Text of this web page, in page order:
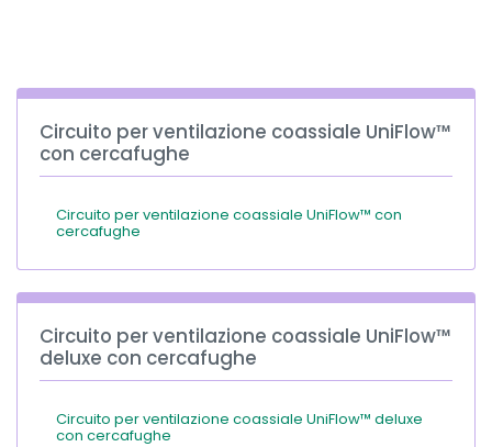
Circuito per ventilazione coassiale UniFlow™
con cercafughe
Circuito per ventilazione coassiale UniFlow™ con
cercafughe
Circuito per ventilazione coassiale UniFlow™
deluxe con cercafughe
Circuito per ventilazione coassiale UniFlow™ deluxe
con cercafughe